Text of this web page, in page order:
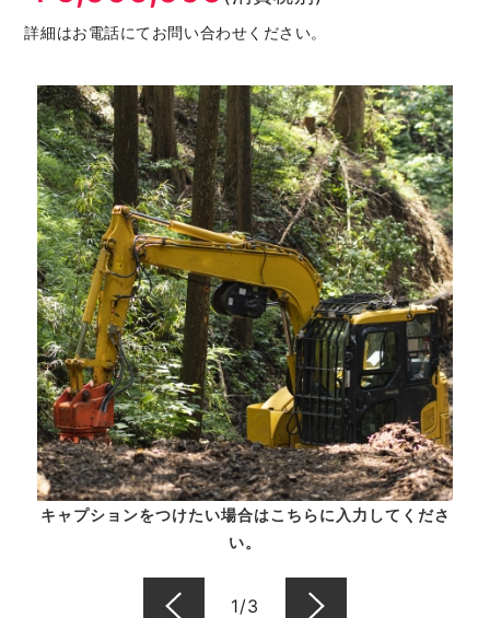
詳細はお電話にてお問い合わせください。
キャプションをつけたい場合はこちらに入力してくださ
い。
1/3